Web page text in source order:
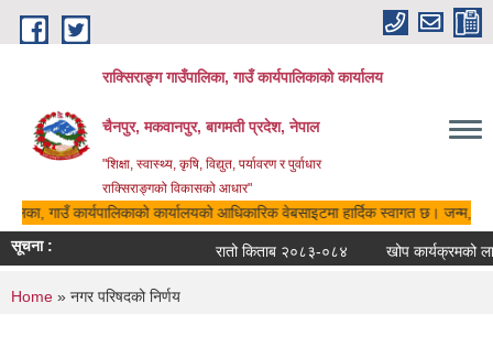
Skip to main content
राक्सिराङ्ग गाउँपालिका, गाउँ कार्यपालिकाको कार्यालय
चैनपुर, मकवानपुर, बागमती प्रदेश, नेपाल
"शिक्षा, स्वास्थ्य, कृषि, विद्युत, पर्यावरण र पुर्वाधार
राक्सिराङ्गको विकासको आधार"
गाउँ कार्यपालिकाको कार्यालयको आधिकारिक वेबसाइटमा हार्दिक स्वागत छ।
सूचना :
रातो किताब २०८३-०८४ खोप कार्यक्रमको
You are here
Home » नगर परिषदको निर्णय